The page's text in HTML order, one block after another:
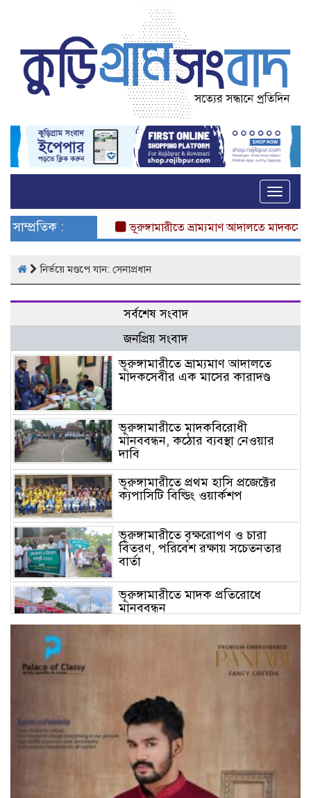
Toggle
সাম্প্রতিক : ভূরুঙ্গামারীতে ভ্রাম্যমাণ আদালতে মাদকসেবীর
নির্ভয়ে মণ্ডপে যান: সেনাপ্রধান
সর্বশেষ সংবাদ
জনপ্রিয় সংবাদ
ভূরুঙ্গামারীতে ভ্রাম্যমাণ আদালতে
মাদকসেবীর এক মাসের কারাদণ্ড
ভূরুঙ্গামারীতে মাদকবিরোধী
মানববন্ধন, কঠোর ব্যবস্থা নেওয়ার
দাবি
ভূরুঙ্গামারীতে প্রথম হাসি প্রজেক্টের
ক্যপাসিটি বিল্ডিং ওয়ার্কশপ
ভূরুঙ্গামারীতে বৃক্ষরোপণ ও চারা
বিতরণ, পরিবেশ রক্ষায় সচেতনতার
বার্তা
ভূরুঙ্গামারীতে মাদক প্রতিরোধে
মানববন্ধন
ভূরুঙ্গামারীতে ১৭৪০ মিটার অবৈধ
করল প্রশাসন